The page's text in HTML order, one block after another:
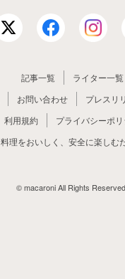
記事一覧
ライター一覧
お問い合わせ
プレスリ
利用規約
プライバシーポ
料理をおいしく、安全に楽しむ
© macaroni All Rights